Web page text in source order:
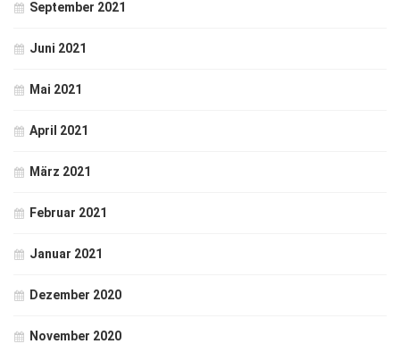
September 2021
Juni 2021
Mai 2021
April 2021
März 2021
Februar 2021
Januar 2021
Dezember 2020
November 2020